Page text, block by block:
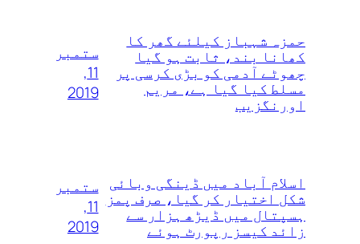
حمزہ شہباز کیلئے گھر کا
کھانا بند، ثابت ہو گیا
چھوٹے آدمی کو بڑی کرسی پر
مسلط کیا گیا ہے، مریم
اورنگزیب
ستمبر
11,
2019
اسلام آباد میں ڈینگی وبائی
شکل اختیار کر گیا، صرف پمز
ہسپتال میں ڈیڑھ ہزار سے
زائد کیسز رپورٹ ہوئے
ستمبر
11,
2019